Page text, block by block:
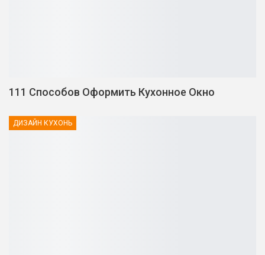
111 Способов Оформить Кухонное Окно
ДИЗАЙН КУХОНЬ